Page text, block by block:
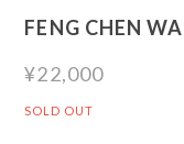
FENG CHEN
¥22,000
SOLD OUT